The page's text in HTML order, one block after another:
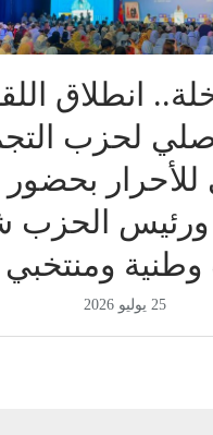
انطلاق
لحزب
للأحرار بحضور
الحزب
وطنية ومنتخبي
25 يوليو 2026